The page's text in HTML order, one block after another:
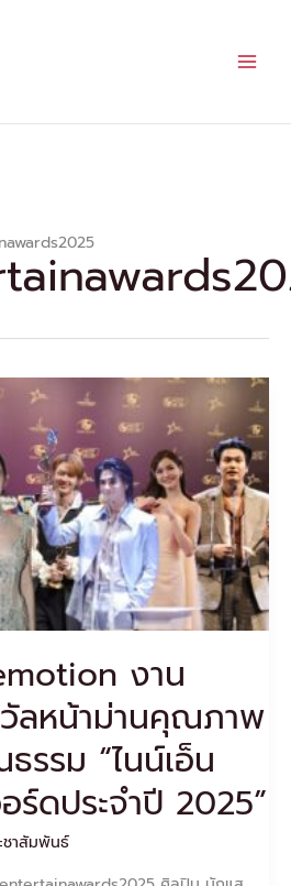
งาน
วัลหน้าม่านคุณภาพ
รรม “ไนน์เอ็น
ร์ดประจำปี 2025”
ชาสัมพันธ์